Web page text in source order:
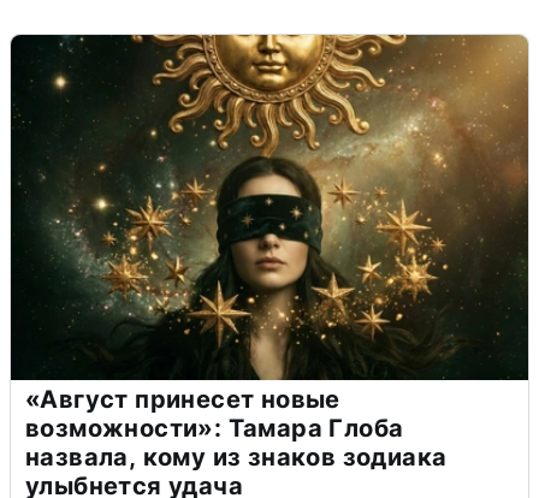
«Август принесет новые
возможности»: Тамара Глоба
назвала, кому из знаков зодиака
улыбнется удача